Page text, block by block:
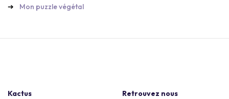
Mon puzzle végétal
Kactus
Retrouvez nous